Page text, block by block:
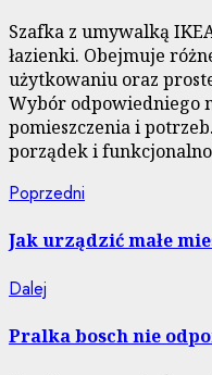
Szafka z umywalką
łazienki. Obejmuje
użytkowaniu oraz
Wybór odpowiedniego
pomieszczenia i
porządek i
Nawigacja
wpisu
Poprzedni
Jak urządzić małe
Dalej
Pralka bosch nie